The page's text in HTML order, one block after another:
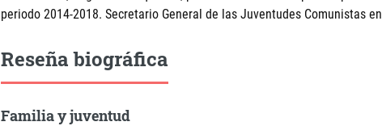
periodo 2014-2018. Secretario General de las Juventudes Comunistas
Reseña biográfica
Familia y juventud